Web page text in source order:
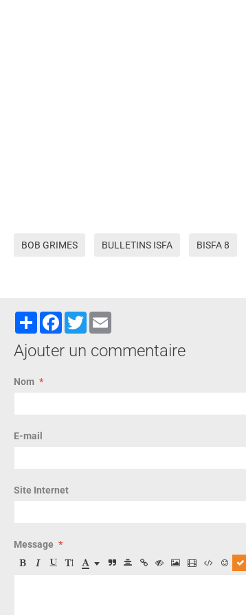
BOB GRIMES BULLETINS ISFA BISFA 8
PartagerFacebook
Twitter
Ajouter un commentaire
Nom
E-mail
Site Internet
Message